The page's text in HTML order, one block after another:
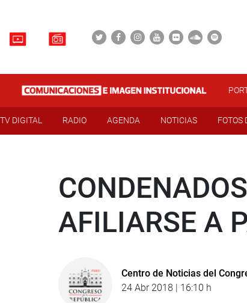
TV DIGITAL RADIO AGENDA NOTICIAS FOTOS
AFILIARSE A
Centro de Noticias del
24 Abr 2018 | 16:10 h